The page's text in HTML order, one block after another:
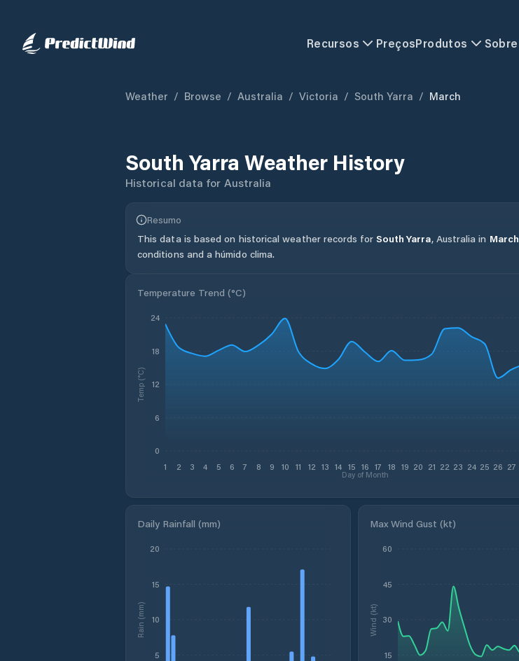
Recursos PreçosProdutos Sobre
Weather / Browse / Australia / Victoria / South Yarra / March
South Yarra Weather History
Historical data for Australia
Resumo
This data is based on historical weather records for South Yarra, Australia in March
conditions and a húmido clima.
Temperature Trend (°C)
1 2 3 4 5 6 7 8 9 10 11 12 13 14 15 16 17 18 19 20 21 22 23 24 25 26 27
Day of Month
0
6
12
18
24
Temp (°C)
Daily Rainfall (mm)
5
10
15
20
Rain (mm)
Max Wind Gust (kt)
15
30
45
60
Wind (kt)